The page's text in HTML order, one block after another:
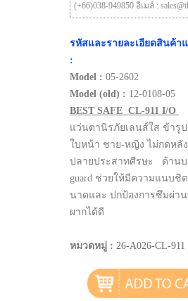
(+66)038-949850 อีเมล์ :
รหัสและรายละเอียดสินค้า
:
Model : 05-2602
Model (old) : 12-0108-05
BEST SAFE CL-911 I/O
แว่นตานิรภัยเลนส์ใส ข้ารู
ใบหน้า ชาย-หญิง ไม่กดหลั
ปลายประสาทศีรษะ ด้านบ
guard ช่วยให้มีความแนบชิ
นาดและ ปกป้องการซึมผ่า
ผากได้ดี
หมวดหมู่ : 26-A026-CL-911